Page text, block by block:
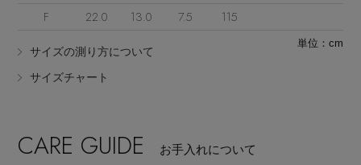
F 22.0 13.0 7.5 115
サイズの測り方について
サイズチャート
単位：cm
CARE GUIDE お手入れについて